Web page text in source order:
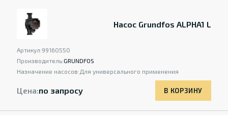
Насос Grundfos ALPHA1 L
Артикул:99160550
Производитель:GRUNDFOS
Назначение насосов: Для универсального применения
Цена:по запросу В КОРЗИНУ